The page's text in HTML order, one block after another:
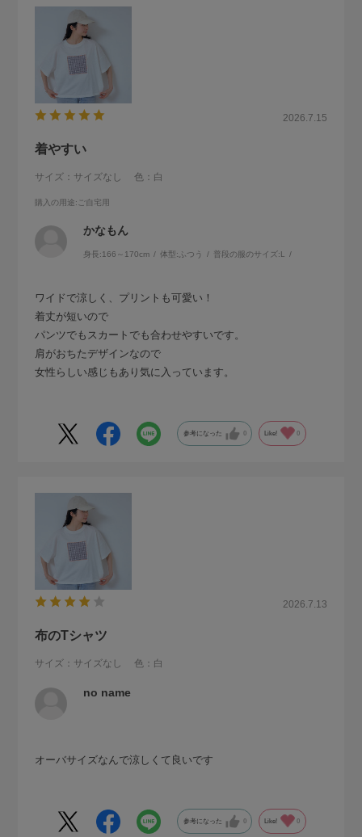
2026.7.15
着やすい
サイズ：サイズなし 色：白
購入の用途:ご自宅用
かなもん
身長:166～170cm 体型:ふつう 普段の服のサイズ:L
ワイドで涼しく、プリントも可愛い！
着丈が短いので
パンツでもスカートでも合わせやすいです。
肩がおちたデザインなので
女性らしい感じもあり気に入っています。
参考になった 0 Like! 0
2026.7.13
布のTシャツ
サイズ：サイズなし 色：白
no name
オーバサイズなんで涼しくて良いです
参考になった 0 Like! 0